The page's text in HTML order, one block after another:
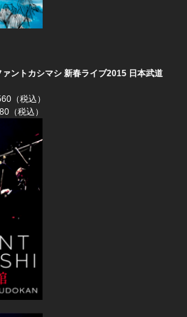
ントカシマシ 新春ライブ2015 日本武道
（税込）
（税込）